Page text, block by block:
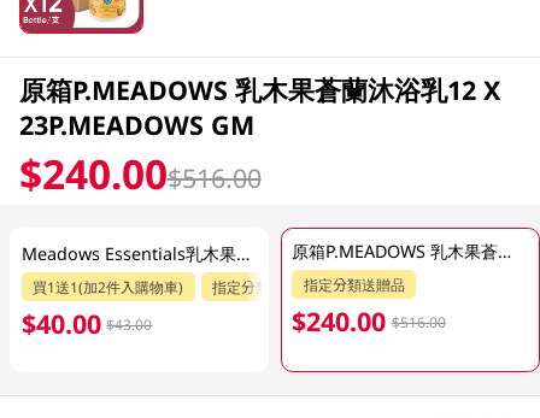
原箱P.MEADOWS 乳木果蒼蘭沐浴乳12 X
23P.MEADOWS GM
$240.00$516.00
Meadows Essentials乳木果小蒼蘭沐浴乳 1LT
買1送1(加2件入購物車) 指定分類送贈品
$40.00 $43.00
原箱P.MEADOWS 乳木果蒼蘭沐浴乳12 X 23P.MEADOWS GM
指定分類送贈品
$240.00 $516.00